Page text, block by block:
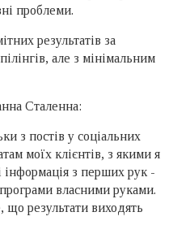
проблеми.
результатів за
але з мінімальним
Сталенна:
з постів у соціальних
моїх клієнтів, з якими я
інформація з перших рук -
власними руками.
що результати виходять